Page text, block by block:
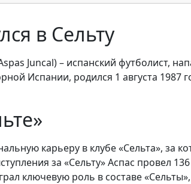
в Сельту
Juncal) – испанский футболист,
Испании, родился 1 августа 1987
карьеру в клубе «Сельта», за
за «Сельту» Аспас провел
ключевую роль в составе